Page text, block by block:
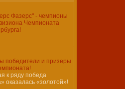
Фазерс" - чемпионы
Чемпионата
победители и призеры
к ряду победа
оказалась «золотой»!